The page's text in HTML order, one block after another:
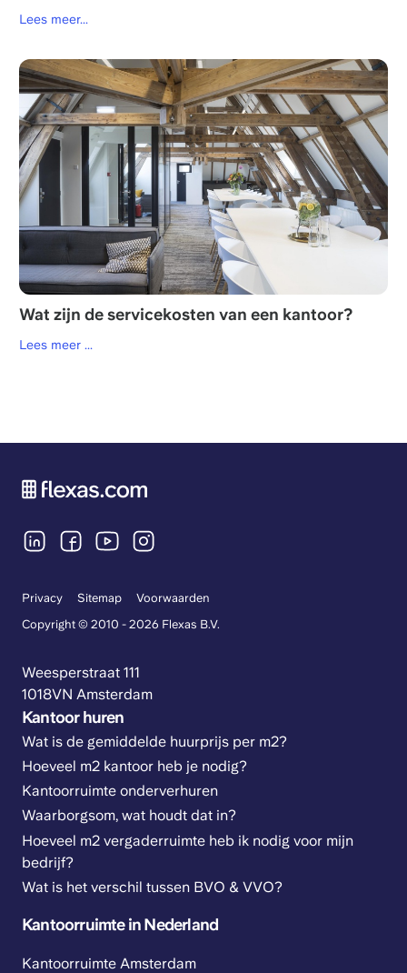
Lees meer...
Wat zijn de servicekosten van een kantoor?
Lees meer ...
Privacy Sitemap
Voorwaarden
Copyright © 2010 - 2026 Flexas B.V.
Weesperstraat 111
1018VN Amsterdam
Kantoor huren
Wat is de gemiddelde huurprijs per m2?
Hoeveel m2 kantoor heb je nodig?
Kantoorruimte onderverhuren
Waarborgsom, wat houdt dat in?
Hoeveel m2 vergaderruimte heb ik nodig voor mijn
bedrijf?
Wat is het verschil tussen BVO & VVO?
Kantoorruimte in Nederland
Kantoorruimte Amsterdam